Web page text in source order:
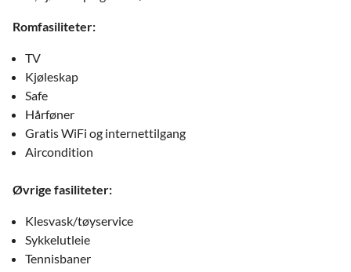
Romfasiliteter:
TV
Kjøleskap
Safe
Hårføner
Gratis WiFi og internettilgang
Aircondition
Øvrige fasiliteter:
Klesvask/tøyservice
Sykkelutleie
Tennisbaner